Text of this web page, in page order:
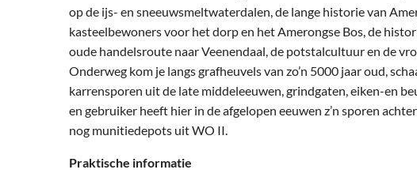
op de ijs- en sneeuwsmeltwaterdalen, de lange historie van
kasteelbewoners voor het dorp en het Amerongse Bos, de
oude handelsroute naar Veenendaal, de potstalcultuur en de
Onderweg kom je langs grafheuvels van zo’n 5000 jaar oud,
karrensporen uit de late middeleeuwen, grindgaten, eiken-en
en gebruiker heeft hier in de afgelopen eeuwen z’n sporen
nog munitiedepots uit WO II.
Praktische informatie